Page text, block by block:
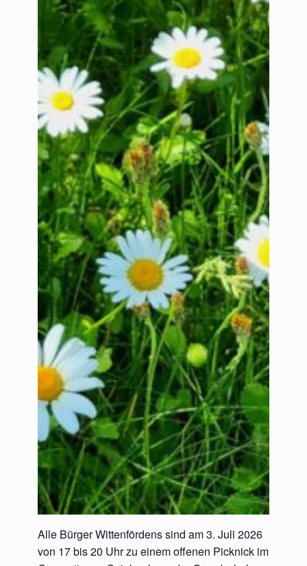
Alle Bürger Wittenfördens sind am 3. Juli 2026
von 17 bis 20 Uhr zu einem offenen Picknick im